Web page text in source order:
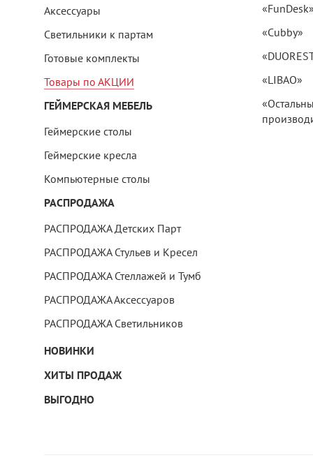
Аксессуары
Светильники к партам
Готовые комплекты
Товары по АКЦИИ
ГЕЙМЕРСКАЯ МЕБЕЛЬ
Геймерские столы
Геймерские кресла
Компьютерные столы
РАСПРОДАЖА
РАСПРОДАЖА Детских Парт
РАСПРОДАЖА Стульев и Кресел
РАСПРОДАЖА Стеллажей и Тумб
РАСПРОДАЖА Аксессуаров
РАСПРОДАЖА Светильников
НОВИНКИ
ХИТЫ ПРОДАЖ
ВЫГОДНО
«FunDesk»
«Cubby»
«LIBAO»